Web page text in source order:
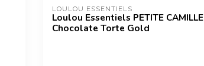
LOULOU ESSENTIELS
Loulou Essentiels PETITE CAMILLE
Chocolate Torte Gold